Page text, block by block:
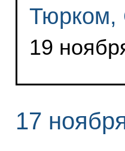
Тюрком,
19
17